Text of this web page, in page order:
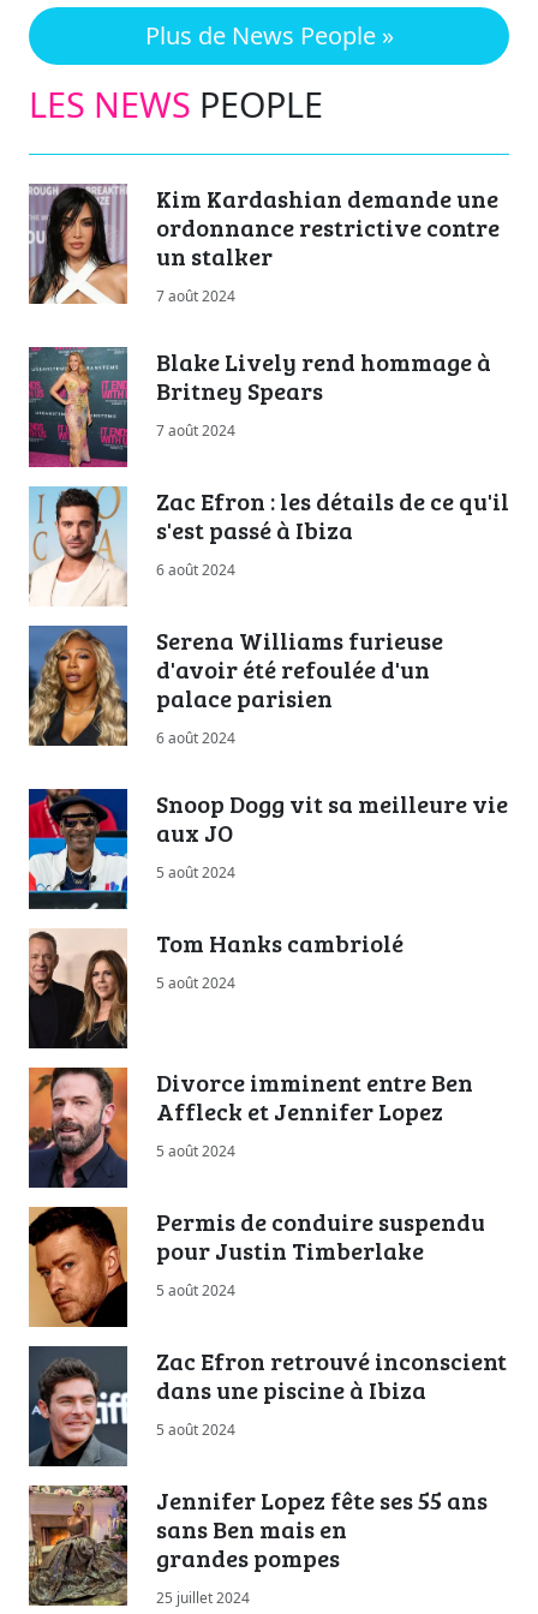
Plus de News People »
LES NEWS PEOPLE
Kim Kardashian demande une
ordonnance restrictive contre
un stalker
7 août 2024
Blake Lively rend hommage à
Britney Spears
7 août 2024
Zac Efron : les détails de ce qu'il
s'est passé à Ibiza
6 août 2024
Serena Williams furieuse
d'avoir été refoulée d'un
palace parisien
6 août 2024
Snoop Dogg vit sa meilleure vie
aux JO
5 août 2024
Tom Hanks cambriolé
5 août 2024
Divorce imminent entre Ben
Affleck et Jennifer Lopez
5 août 2024
Permis de conduire suspendu
pour Justin Timberlake
5 août 2024
Zac Efron retrouvé inconscient
dans une piscine à Ibiza
5 août 2024
Jennifer Lopez fête ses 55 ans
sans Ben mais en
grandes pompes
25 juillet 2024